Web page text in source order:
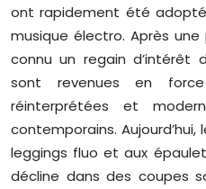
ont rapidement été
musique électro. Après
connu un regain d’intérêt
sont revenues en
réinterprétées et
contemporains.
leggings fluo et aux
décline dans des coupes